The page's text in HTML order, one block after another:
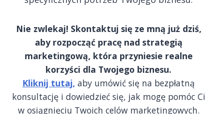
Nie zwlekaj! Skontaktuj się ze mną już dziś,
aby rozpocząć pracę nad strategią
marketingową, która przyniesie realne
korzyści dla Twojego biznesu.
Kliknij tutaj, aby umówić się na bezpłatną
konsultację i dowiedzieć się, jak mogę pomóc Ci
w osiągnięciu Twoich celów marketingowych.